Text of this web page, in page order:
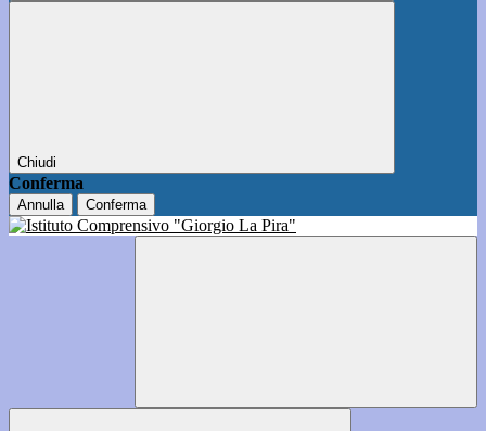
Chiudi
Conferma
Annulla Conferma